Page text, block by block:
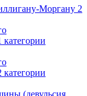
Моргану 2
категории
категории
(девульсия